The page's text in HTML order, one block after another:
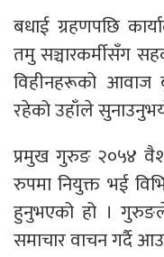
बधाई ग्रहणपछि
तमु सञ्चारकर्मीसँग
विहीनहरूको आवाज
रहेको उहाँले
प्रमुख गुरुङ २०५४
रुपमा नियुक्त भई
हुनुभएको हो ।
समाचार वाचन गर्दै